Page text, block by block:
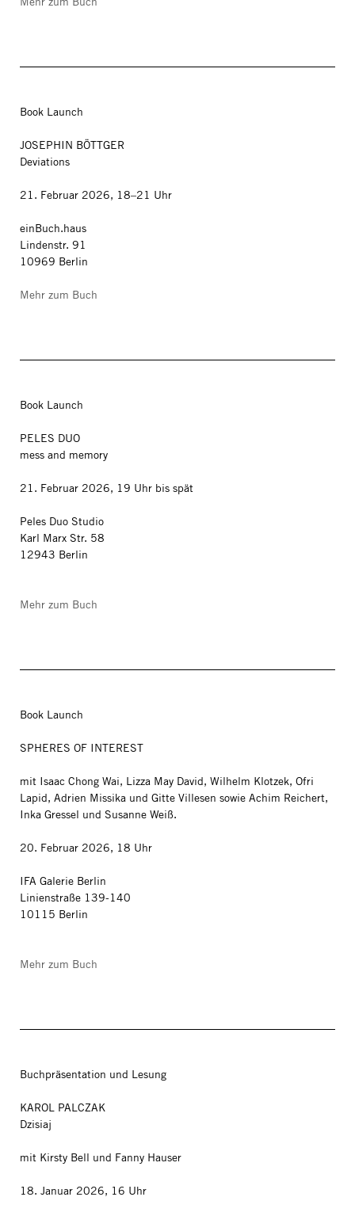
Book Launch
JOSEPHIN BÖTTGER
Deviations
21. Februar 2026, 18–21 Uhr
einBuch.haus
Lindenstr. 91
10969 Berlin
Mehr zum Buch
Book Launch
PELES DUO
mess and memory
21. Februar 2026, 19 Uhr bis spät
Peles Duo Studio
Karl Marx Str. 58
12943 Berlin
Mehr zum Buch
Book Launch
SPHERES OF INTEREST
mit Isaac Chong Wai, Lizza May David, Wilhelm Klotzek, Ofri
Lapid, Adrien Missika und Gitte Villesen sowie Achim Reichert,
Inka Gressel und Susanne Weiß.
20. Februar 2026, 18 Uhr
IFA Galerie Berlin
Linienstraße 139-140
10115 Berlin
Mehr zum Buch
Buchpräsentation und Lesung
KAROL PALCZAK
Dzisiaj
mit Kirsty Bell und Fanny Hauser
18. Januar 2026, 16 Uhr